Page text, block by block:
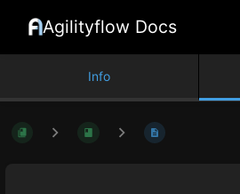
Agilityflow Docs
Info